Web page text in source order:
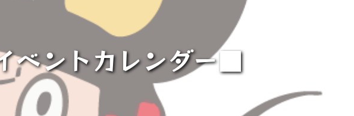
ントカレンダー■